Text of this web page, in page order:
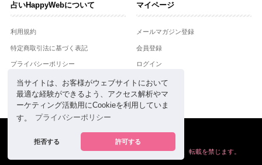
当サイトは、お客様がウェブサイトにおいて
最適な経験ができるよう、アクセス解析やマ
ーケティング活動用にCookieを利用していま
す。
プライバシーポリシー
拒否する 許可する
占いHappyWebについて
利用規約
特定商取引法に基づく表記
プライバシーポリシー
運営会社
お問合せ
マイページ
メールマガジン登録
会員登録
ログイン
powered by
掲載の情報や画像など、すべてのコンテンツの無断複写、転載を禁じます。